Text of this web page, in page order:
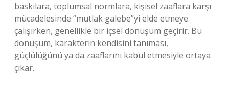
baskılara, toplumsal normlara, kişisel zaaflara karşı
mücadelesinde “mutlak galebe”yi elde etmeye
çalışırken, genellikle bir içsel dönüşüm geçirir. Bu
dönüşüm, karakterin kendisini tanıması,
güçlülüğünü ya da zaaflarını kabul etmesiyle ortaya
çıkar.